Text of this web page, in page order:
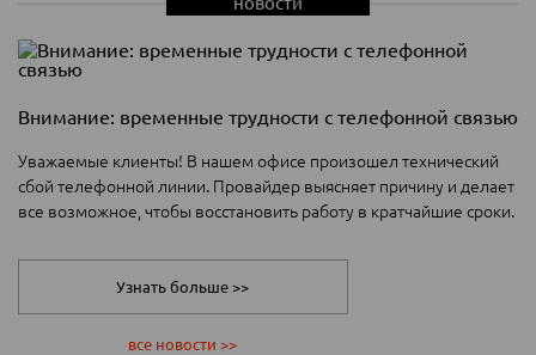
Внимание: временные трудности с телефонной связью
Уважаемые клиенты! В нашем офисе произошел технический
сбой телефонной линии. Провайдер выясняет причину и делает
все возможное, чтобы восстановить работу в кратчайшие сроки.
Узнать больше >>
все новости >>